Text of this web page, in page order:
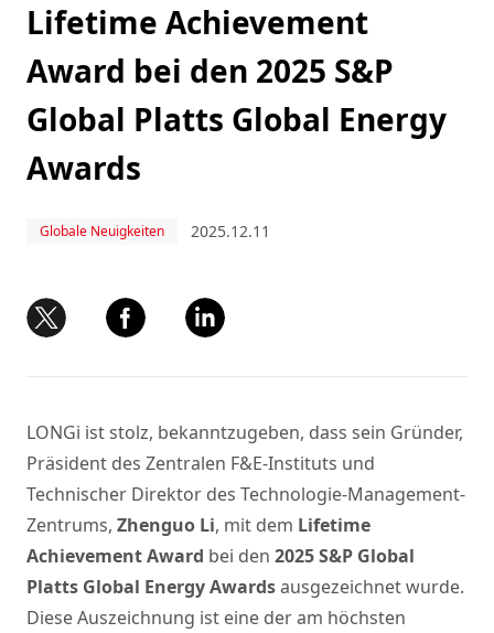
Lifetime Achievement
Award bei den 2025 S&P
Global Platts Global Energy
Awards
Globale Neuigkeiten 2025.12.11
LONGi ist stolz, bekanntzugeben, dass sein Gründer,
Präsident des Zentralen F&E-Instituts und
Technischer Direktor des Technologie-Management-
Zentrums, Zhenguo Li, mit dem Lifetime
Achievement Award bei den 2025 S&P Global
Platts Global Energy Awardsausgezeichnet wurde.
Diese Auszeichnung ist eine der am höchsten